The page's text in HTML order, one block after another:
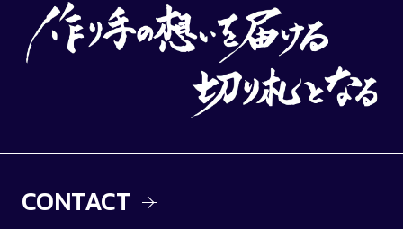
CONTACT